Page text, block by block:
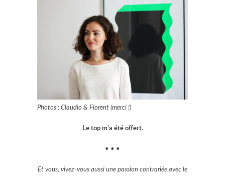
Photos : Claudio & Florent (merci !)
Le top m’a été offert.
• • •
Et vous, vivez-vous aussi une passion contrariée avec le